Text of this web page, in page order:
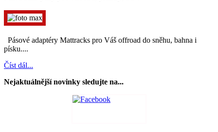
Pásové adaptéry Mattracks pro Váš offroad do sněhu, bahna i
písku....
Číst dál...
Nejaktuálnější novinky sledujte na...